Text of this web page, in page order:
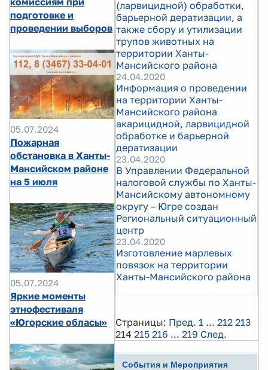
подготовке и
проведении выборов
05.07.2024
Пожарная
обстановка в Ханты-
Мансийском районе
на 5 июля
05.07.2024
Яркие моменты
этнофестиваля
«Югорские обласы»
(ларвицидной) обработки,
барьерной дератизации, а
также сбору и утилизации
трупов животных на
территории Ханты-
Мансийского района
24.04.2020
Информация о проведении
на территории Ханты-
Мансийского района
акарицидной, ларвицидной
обработке и барьерной
дератизации
23.04.2020
В Управлении Федеральной
налоговой службы по Ханты-
Мансийскому автономному
округу – Югре создан
Региональный ситуационный
центр
23.04.2020
Изготовление марлевых
повязок на территории
Ханты-Мансийского района
Страницы: Пред. 1 ... 212 213
214 215 216 ... 219 След.
События и Мероприятия